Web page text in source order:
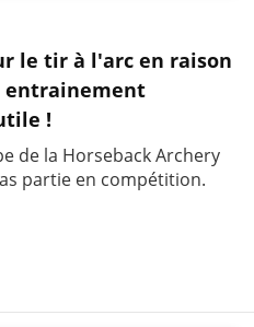
le tir à l'arc en raison
entrainement
!
de la Horseback Archery
partie en compétition.